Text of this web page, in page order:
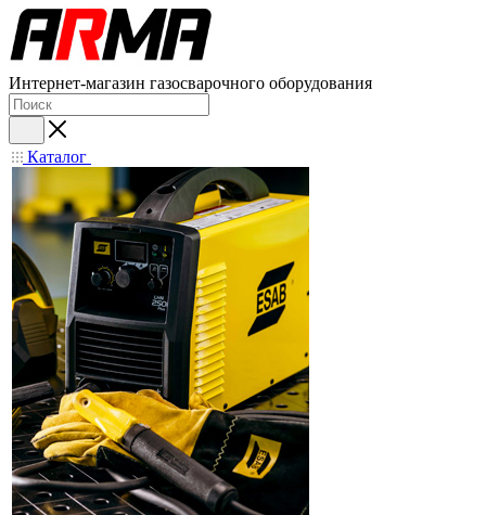
Интернет-магазин газосварочного оборудования
Каталог